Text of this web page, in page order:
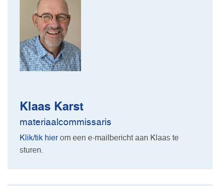
Klaas Karst
materiaalcommissaris
Klik/tik hierom een e-mailbericht aan Klaas te
sturen.